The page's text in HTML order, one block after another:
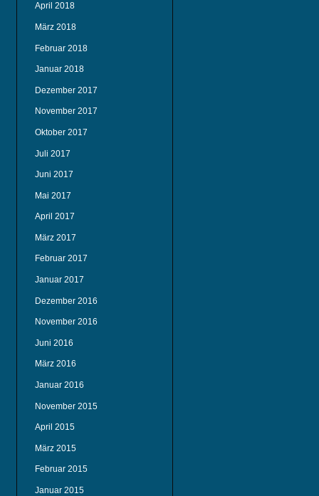
April 2018
März 2018
Februar 2018
Januar 2018
Dezember 2017
November 2017
Oktober 2017
Juli 2017
Juni 2017
Mai 2017
April 2017
März 2017
Februar 2017
Januar 2017
Dezember 2016
November 2016
Juni 2016
März 2016
Januar 2016
November 2015
April 2015
März 2015
Februar 2015
Januar 2015